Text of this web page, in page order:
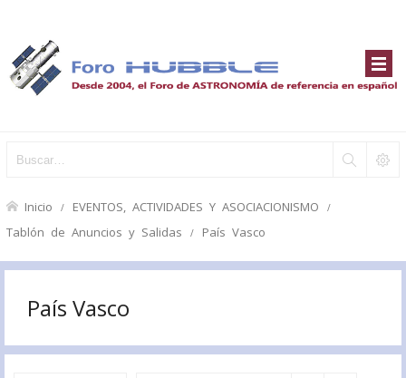
Inicio EVENTOS, ACTIVIDADES Y ASOCIACIONISMO
Tablón de Anuncios y Salidas País Vasco
País Vasco